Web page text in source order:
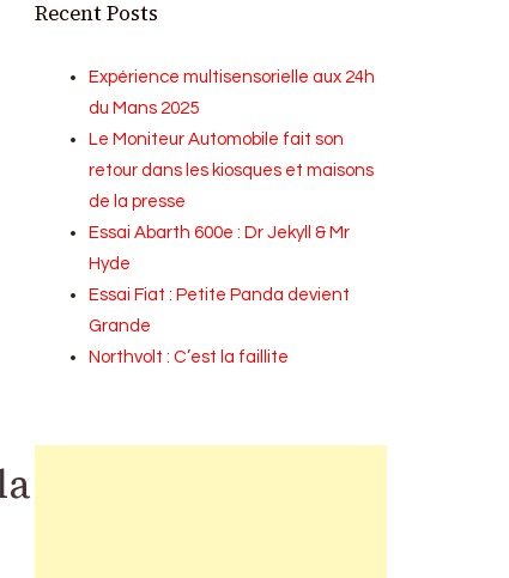
Recent Posts
Expérience multisensorielle aux 24h
du Mans 2025
Le Moniteur Automobile fait son
retour dans les kiosques et maisons
de la presse
Essai Abarth 600e : Dr Jekyll & Mr
Hyde
Essai Fiat : Petite Panda devient
Grande
Northvolt : C’est la faillite